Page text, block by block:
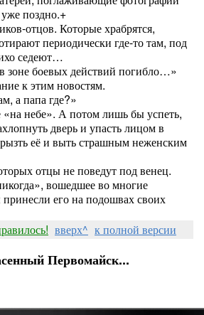
уже поздно.+
отцов. Которые храбрятся,
периодически где-то там, под
седеют…
зоне боевых действий погибло…»
к этим новостям.
а папа где?»
небе». А потом лишь бы успеть,
дверь и упасть лицом в
её и выть страшным неженским
отцы не поведут под венец.
вошедшее во многие
его на подошвах своих
вверх^ к полной версии
Первомайск...